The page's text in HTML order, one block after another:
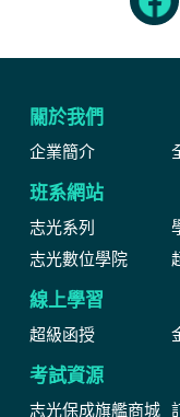
關於我們
企業簡介
班系網站
志光系列
志光數位學院
線上學習
超級函授
考試資源
志光保成旗艦商城